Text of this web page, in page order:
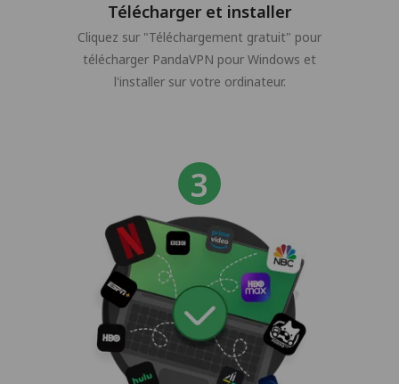
Télécharger et installer
Cliquez sur "Téléchargement gratuit" pour
télécharger PandaVPN pour Windows et
l'installer sur votre ordinateur.